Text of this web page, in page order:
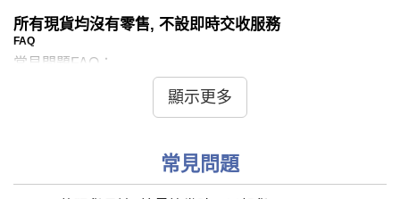
所有現貨均沒有零售, 不設即時交收服務
FAQ
常見問題FAQ：
問：現貨長袖T恤有哪些顏色和尺碼選擇？
答：我們提供多種顏色和尺碼的現貨長袖T恤，包括經典的
場合和需求的使用。尺碼方面，從XS到XXL都有供應，以
滿足不同客戶的需求。具體顏色和尺碼的庫存情況，您可以
顯示更多
常見問題